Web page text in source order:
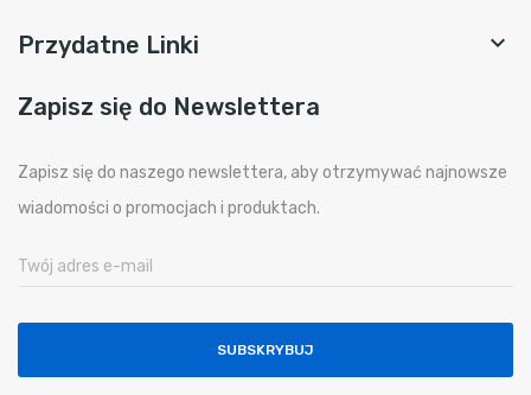
Przydatne Linki 
Zapisz się do Newslettera
Zapisz się do naszego newslettera, aby otrzymywać najnowsze
wiadomości o promocjach i produktach.
SUBSKRYBUJ